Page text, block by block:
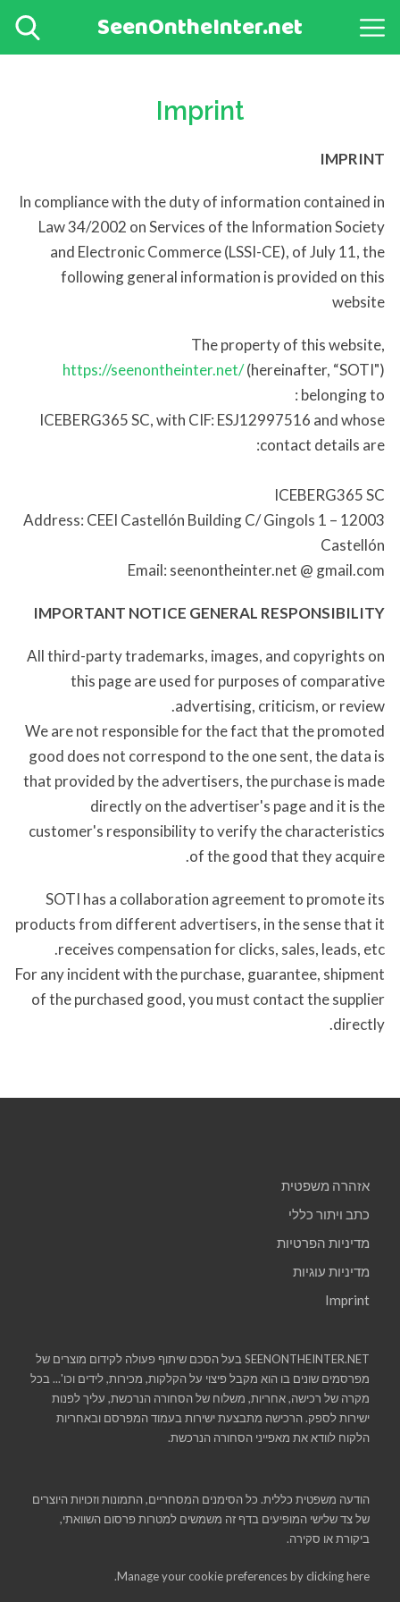
SeenOntheInter.net
Imprint
IMPRINT
In compliance with the duty of information contained in
Law 34/2002 on Services of the Information Society
and Electronic Commerce (LSSI-CE), of July 11, the
following general information is provided on this
website
The property of this website,
https://seenontheinter.net/(hereinafter, “SOTI")
belonging to :
ICEBERG365 SC, with CIF: ESJ12997516 and whose
contact details are:
ICEBERG365 SC
Address: CEEI Castellón Building C/ Gingols 1 – 12003
Castellón
Email: seenontheinter.net @ gmail.com
IMPORTANT NOTICE GENERAL RESPONSIBILITY
All third-party trademarks, images, and copyrights on
this page are used for purposes of comparative
advertising, criticism, or review.
We are not responsible for the fact that the promoted
good does not correspond to the one sent, the data is
that provided by the advertisers, the purchase is made
directly on the advertiser's page and it is the
customer's responsibility to verify the characteristics
of the good that they acquire.
SOTI has a collaboration agreement to promote its
products from different advertisers, in the sense that it
receives compensation for clicks, sales, leads, etc.
For any incident with the purchase, guarantee, shipment
of the purchased good, you must contact the supplier
directly.
אזהרה משפטית
כתב ויתור כללי
מדיניות הפרטיות
מדיניות עוגיות
Imprint
SEENONTHEINTER.NET בעל הסכם שיתוף פעולה לקידום מוצרים של
מפרסמים שונים בו הוא מקבל פיצוי על הקלקות, מכירות, לידים וכו'... בכל
מקרה של רכישה, אחריות, משלוח של הסחורה הנרכשת, עליך לפנות
ישירות לספק. הרכישה מתבצעת ישירות בעמוד המפרסם ובאחריות
הלקוח לוודא את מאפייני הסחורה הנרכשת.
הודעה משפטית כללית. כל הסימנים המסחריים, התמונות וזכויות היוצרים
של צד שלישי המופיעים בדף זה משמשים למטרות פרסום השוואתי,
ביקורת או סקירה.
Manage your cookie preferences by clicking here.